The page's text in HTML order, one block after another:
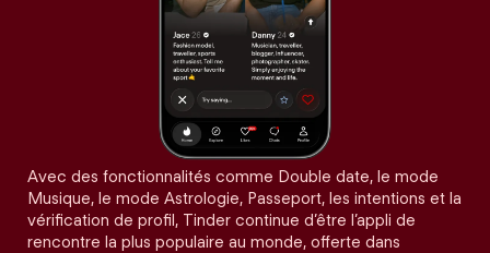
Avec des fonctionnalités comme Double date, le mode
Musique, le mode Astrologie, Passeport, les intentions et la
vérification de profil, Tinder continue d’être l’appli de
rencontre la plus populaire au monde, offerte dans